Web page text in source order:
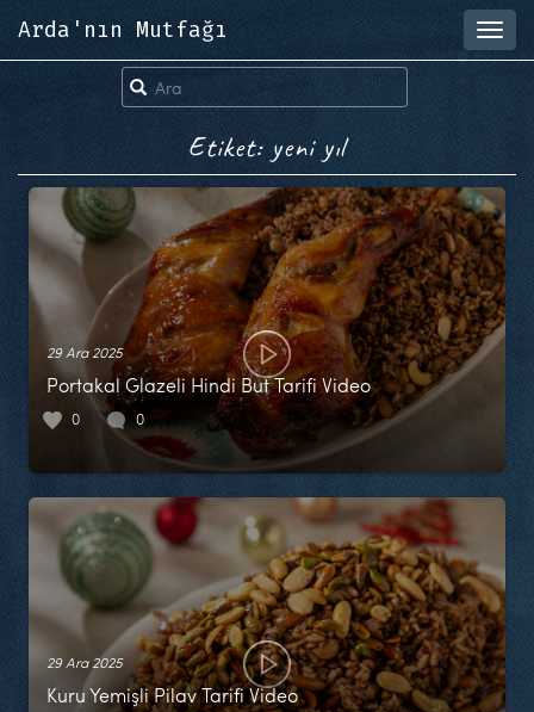
Arda'nın Mutfağı
Etiket: yeni yıl
29 Ara 2025
Portakal Glazeli Hindi But Tarifi Video
0 0
29 Ara 2025
Kuru Yemişli Pilav Tarifi Video